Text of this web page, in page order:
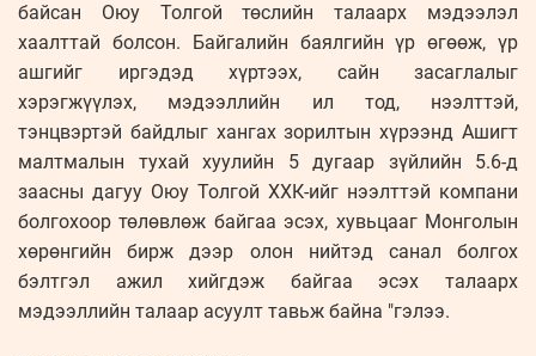
байсан Оюу Толгой төслийн талаарх мэдээлэл
хаалттай болсон. Байгалийн баялгийн үр өгөөж, үр
ашгийг иргэдэд хүртээх, сайн засаглалыг
хэрэгжүүлэх, мэдээллийн ил тод, нээлттэй,
тэнцвэртэй байдлыг хангах зорилтын хүрээнд Ашигт
малтмалын тухай хуулийн 5 дугаар зүйлийн 5.6-д
заасны дагуу Оюу Толгой ХХК-ийг нээлттэй компани
болгохоор төлөвлөж байгаа эсэх, хувьцааг Монголын
хөрөнгийн бирж дээр олон нийтэд санал болгох
бэлтгэл ажил хийгдэж байгаа эсэх талаарх
мэдээллийн талаар асуулт тавьж байна "гэлээ.